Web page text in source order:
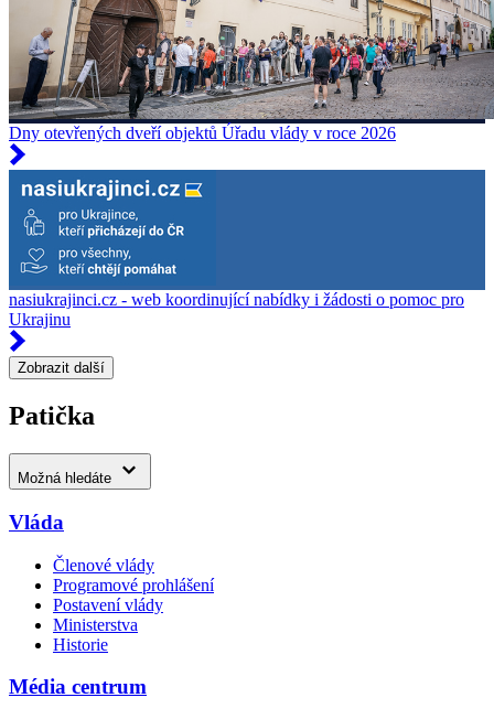
Dny otevřených dveří objektů Úřadu vlády v roce 2026
nasiukrajinci.cz - web koordinující nabídky i žádosti o pomoc pro
Ukrajinu
Zobrazit další
Patička
Možná hledáte
Vláda
Členové vlády
Programové prohlášení
Postavení vlády
Ministerstva
Historie
Média centrum